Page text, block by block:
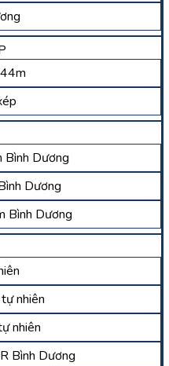
Bình Dương
Dương
Bình Dương
nhiên
nhiên
Bình Dương